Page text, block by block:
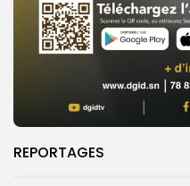
REPORTAGES